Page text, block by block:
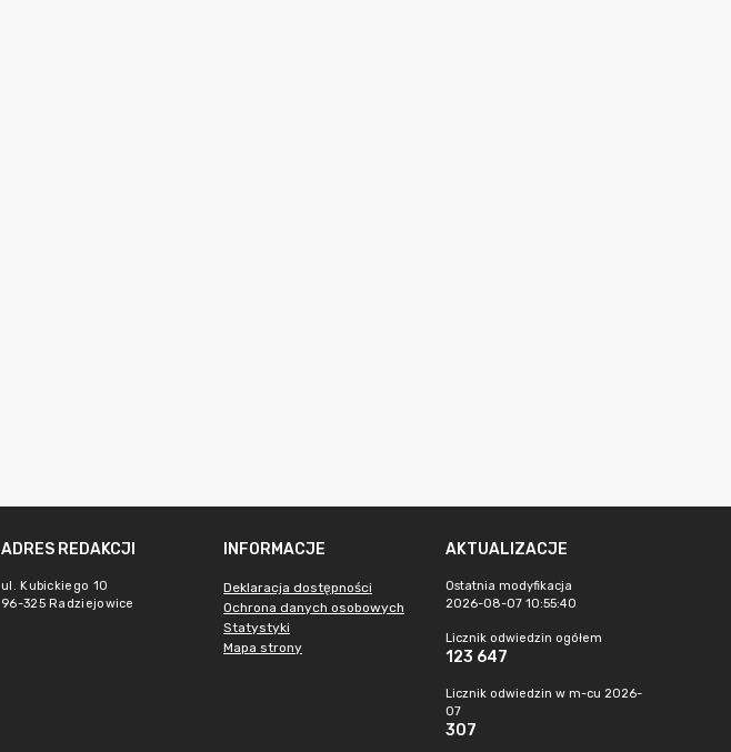
ADRES REDAKCJI
ul. Kubickiego 10
96-325 Radziejowice
INFORMACJE
Deklaracja dostępności
Ochrona danych osobowych
Statystyki
Mapa strony
AKTUALIZACJE
Ostatnia modyfikacja
2026-08-07 10:55:40
Licznik odwiedzin ogółem
123 647
Licznik odwiedzin w m-cu 2026-
07
307